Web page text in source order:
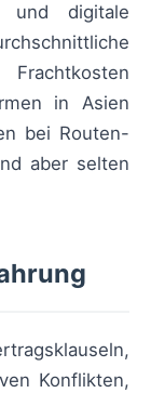
und digitale
in Asien
bei Routen-
aber selten
Konflikten,